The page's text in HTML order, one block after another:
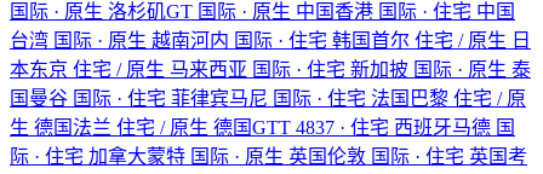
国际 · 原生 洛杉矶GT 国际 · 原生 中国香港 国际 · 住宅 中国
台湾 国际 · 原生 越南河内 国际 · 住宅 韩国首尔 住宅 / 原生 日
本东京 住宅 / 原生 马来西亚 国际 · 住宅 新加披 国际 · 原生 泰
国曼谷 国际 · 住宅 菲律宾马尼 国际 · 住宅 法国巴黎 住宅 / 原
生 德国法兰 住宅 / 原生 德国GTT 4837 · 住宅 西班牙马德 国
际 · 住宅 加拿大蒙特 国际 · 原生 英国伦敦 国际 · 住宅 英国考